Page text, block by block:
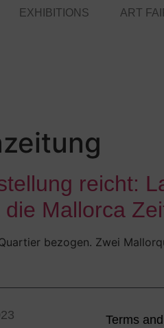
EXHIBITIONS ART
reicht:
Mallorca
bezogen. Zwei
Terms